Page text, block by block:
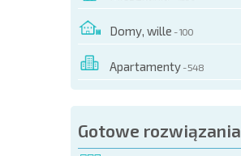
Domy, wille - 100
Apartamenty - 548
Gotowe rozwiązania